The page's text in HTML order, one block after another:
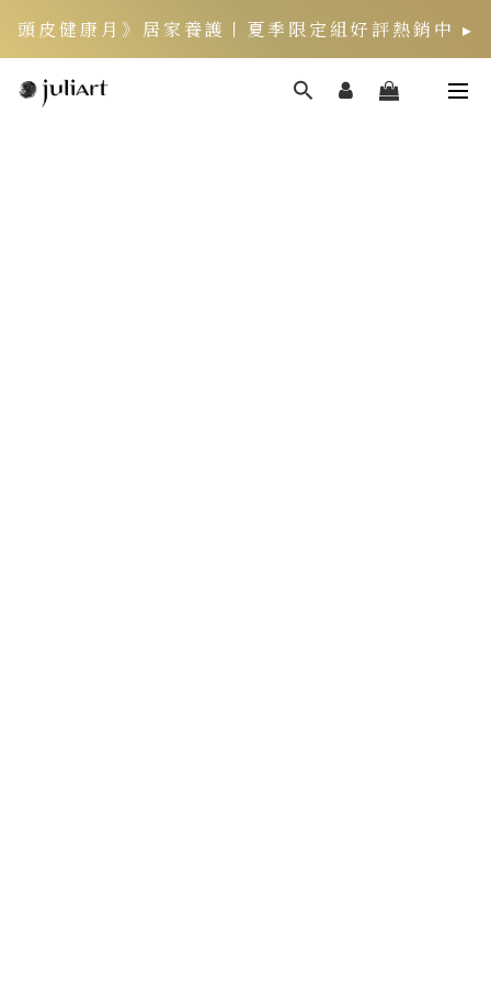
頭皮健康月》居家養護丨夏季限定組好評熱銷中 ▸